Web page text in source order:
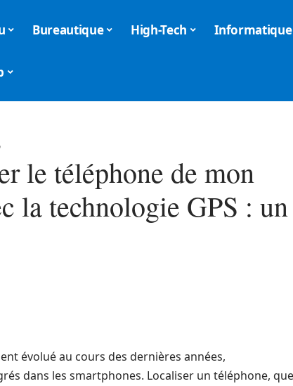
Bureautique High-Tech Informatique
le téléphone de mon
la technologie GPS : un
évolué au cours des dernières années,
dans les smartphones. Localiser un téléphone, que